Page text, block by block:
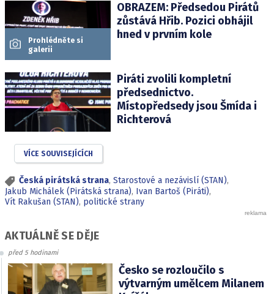
Prohlédněte si
galerii
OBRAZEM: Předsedou Pirátů
zůstává Hřib. Pozici obhájil
hned v prvním kole
Piráti zvolili kompletní
předsednictvo.
Místopředsedy jsou Šmída i
Richterová
VÍCE SOUVISEJÍCÍCH
Česká pirátská strana, Starostové a nezávislí (STAN),
Jakub Michálek (Pirátská strana), Ivan Bartoš (Piráti),
Vít Rakušan (STAN), politické strany
AKTUÁLNĚ SE DĚJE
před 5 hodinami
Česko se rozloučilo s
výtvarným umělcem Milanem